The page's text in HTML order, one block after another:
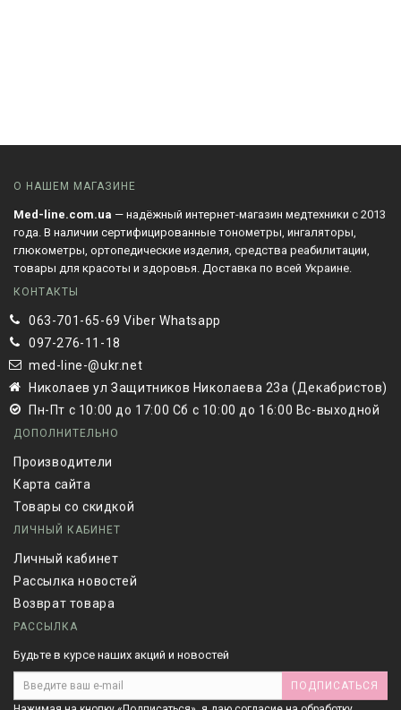
О НАШЕМ МАГАЗИНЕ
Med-line.com.ua — надёжный интернет-магазин медтехники с 2013
года. В наличии сертифицированные тонометры, ингаляторы,
глюкометры, ортопедические изделия, средства реабилитации,
товары для красоты и здоровья. Доставка по всей Украине.
КОНТАКТЫ
063-701-65-69 Viber Whatsapp
097-276-11-18
med-line-@ukr.net
Николаев ул Защитников Николаева 23а (Декабристов)
Пн-Пт с 10:00 до 17:00 Сб с 10:00 до 16:00 Вс-выходной
ДОПОЛНИТЕЛЬНО
Производители
Карта сайта
Товары со скидкой
ЛИЧНЫЙ КАБИНЕТ
Личный кабинет
Рассылка новостей
Возврат товара
РАССЫЛКА
Будьте в курсе наших акций и новостей
ПОДПИСАТЬСЯ